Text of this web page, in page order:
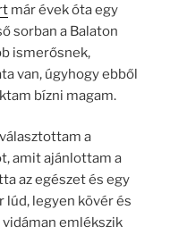
már évek óta egy
sorban a Balaton
ismerősnek,
van, úgyhogy ebből
bízni magam.
a
amit ajánlottam a
az egészet és egy
lúd, legyen kövér és
emlékszik